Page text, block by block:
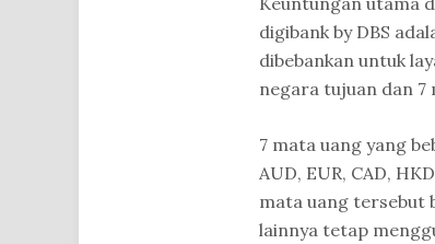
digibank by DBS
dibebankan untuk
negara tujuan dan 7
7 mata uang yang
AUD, EUR, CAD,
mata uang tersebut
lainnya tetap